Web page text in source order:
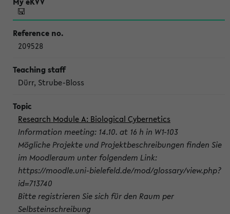
209528
Dürr, Strube-Bloss
Research Module A: Biological Cybernetics
Information meeting: 14.10. at 16 h in W1-103
Mögliche Projekte und Projektbeschreibungen finden Sie
im Moodleraum unter folgendem Link:
https://moodle.uni-bielefeld.de/mod/glossary/view.php?
id=713740
Bitte registrieren Sie sich für den Raum per
Selbsteinschreibung